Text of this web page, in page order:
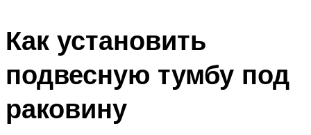
Как установить
подвесную тумбу под
раковину